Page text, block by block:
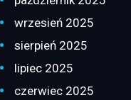
wrzesień 2025
sierpień 2025
lipiec 2025
czerwiec 2025